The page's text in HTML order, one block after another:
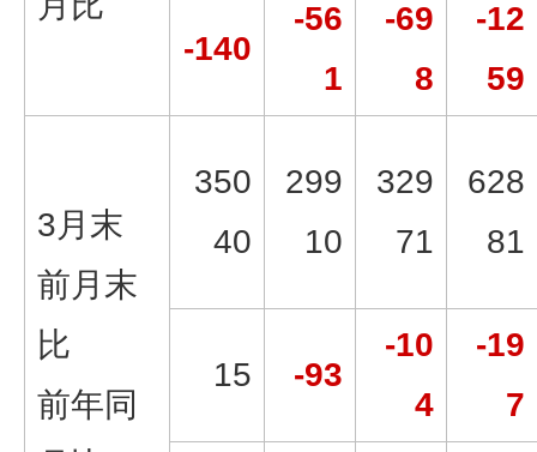
-140
-56
1
-69
8
-12
59
3月末
前月末
比
前年同
350
40
299
10
329
71
628
81
15 -93
-10
4
-19
7